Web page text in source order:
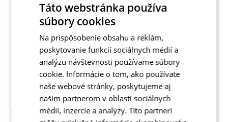
Táto webstránka používa
súbory cookies
Na prispôsobenie obsahu a reklám,
poskytovanie funkcií sociálnych médií a
analýzu návštevnosti používame súbory
cookie. Informácie o tom, ako používate
naše webové stránky, poskytujeme aj
našim partnerom v oblasti sociálnych
médií, inzercie a analýzy. Títo partneri